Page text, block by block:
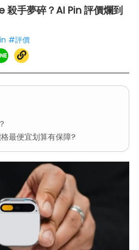
殺手夢碎？AI Pin 評價爛到
#評價
最便宜划算有保障?